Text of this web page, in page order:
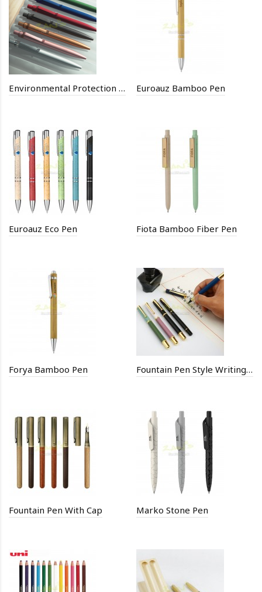
Environmental Protection Recycled Aluminum Neutral Pen Euroauz Bamboo Pen
Euroauz Eco Pen Fiota Bamboo Fiber Pen
Forya Bamboo Pen Fountain Pen Style Writing Brush
Fountain Pen With Cap Marko Stone Pen